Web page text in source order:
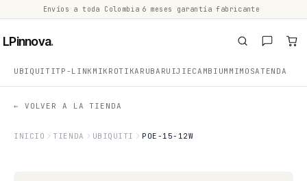
Envíos a toda Colombia 6 meses garantía fabricante
LPinnova.
UBIQUITITP-LINK MIKROTIKARUBA RUIJIECAMBIUM MIMOSATENDA
← VOLVER A LA TIENDA
INICIO TIENDA UBIQUITI POE-15-12W